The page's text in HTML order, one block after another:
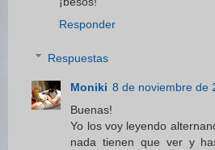
Responder
Respuestas
Moniki 8 de noviembre de
Buenas!
Yo los voy leyendo
nada tienen que ver y